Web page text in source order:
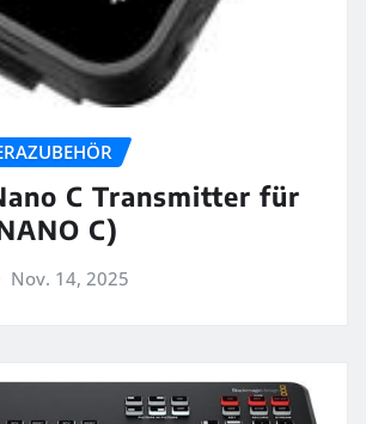
C Transmitter für
C)
Nov. 14, 2025